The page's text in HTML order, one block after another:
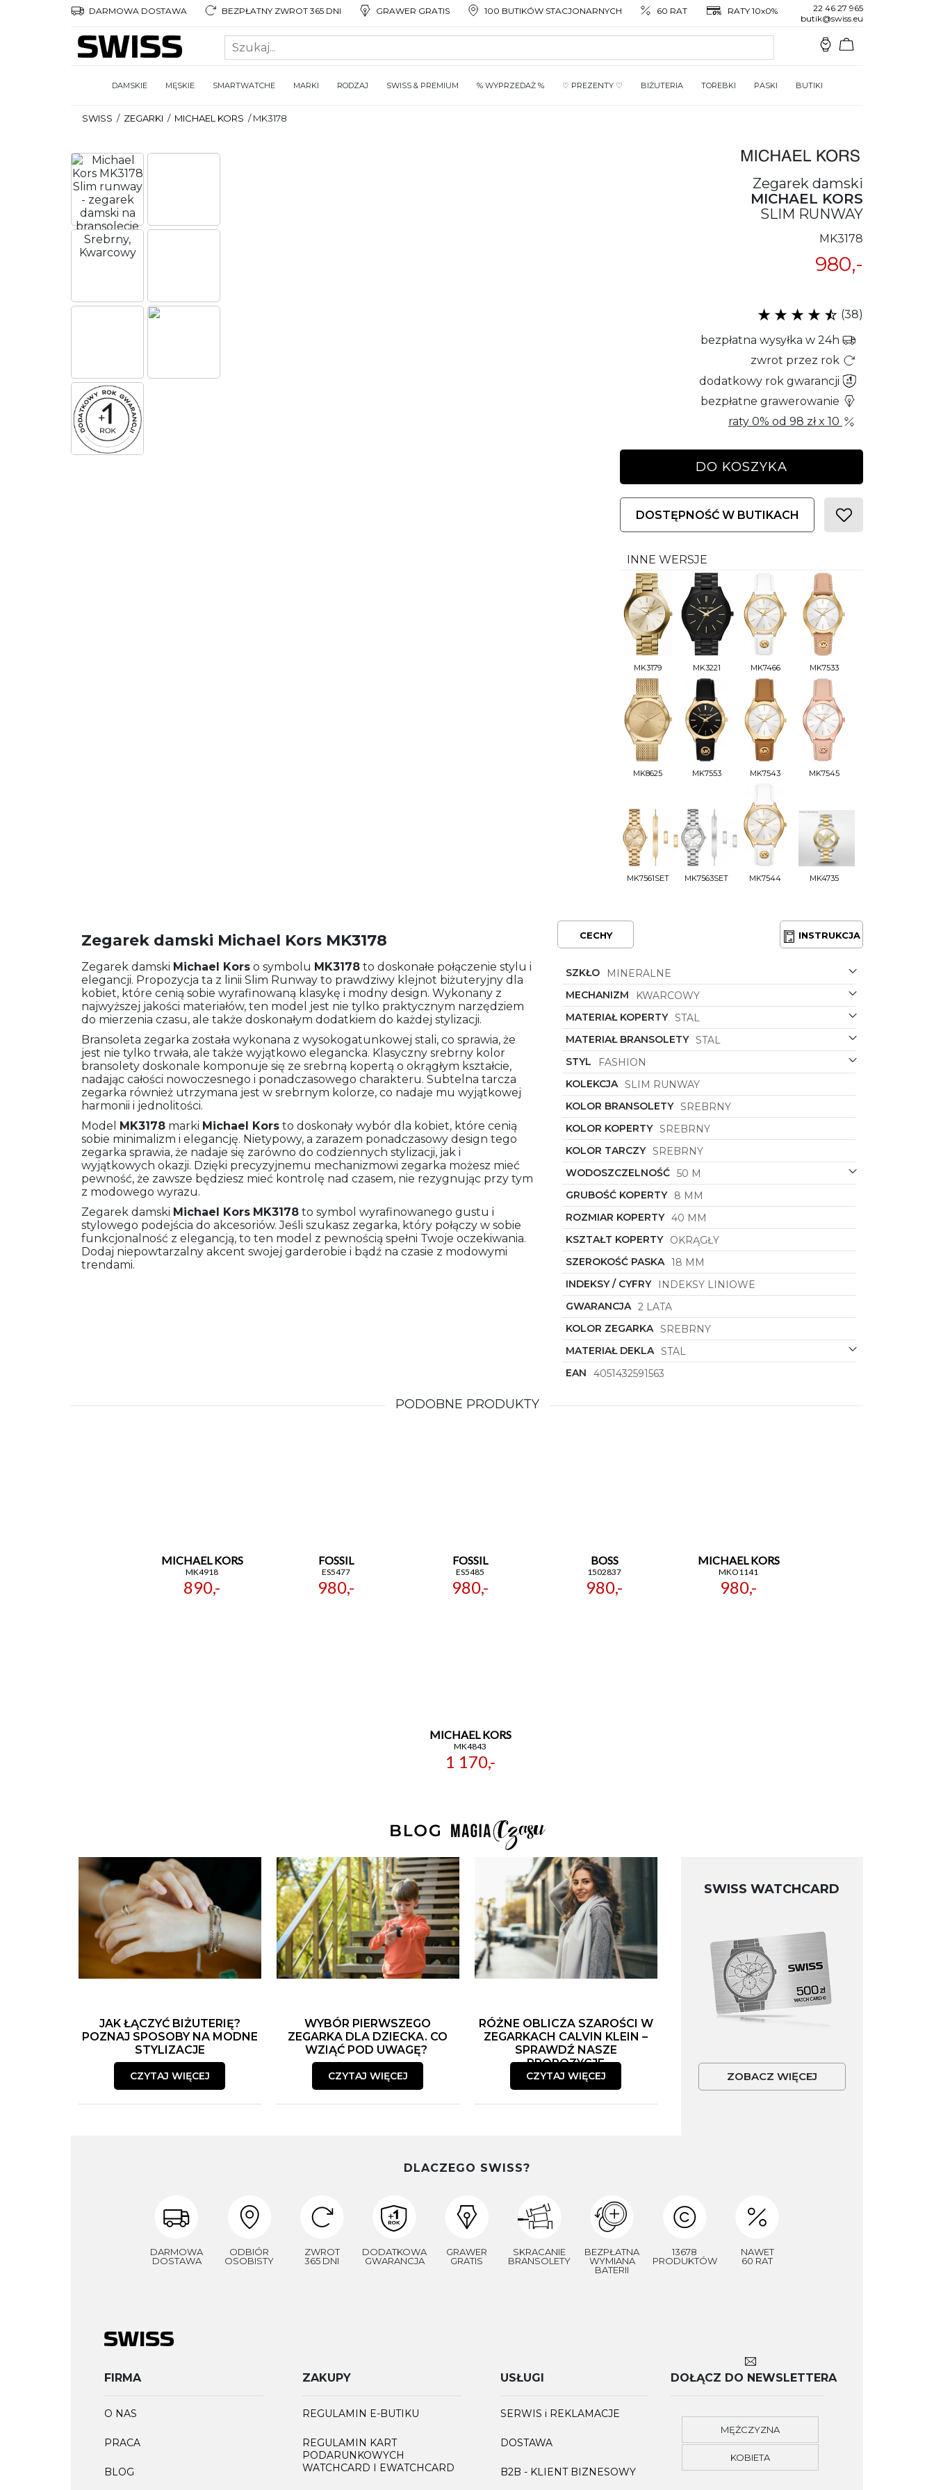
DARMOWA DOSTAWA BEZPŁATNY ZWROT 365 DNI GRAWER GRATIS 100 BUTIKÓW STACJONARNYCH 60 RAT RATY 10x0%
22 46 27 965
butik@swiss.eu
DAMSKIE MĘSKIE SMARTWATCHE MARKI RODZAJ SWISS & PREMIUM % WYPRZEDAŻ % ♡ PREZENTY ♡ BIŻUTERIA TOREBKI PASKI BUTIKI
SWISS / ZEGARKI / MICHAEL KORS /MK3178
Zegarek damski
MICHAEL KORS
SLIM RUNWAY
MK3178
980,-
(38)
bezpłatna wysyłka w 24h
zwrot przez rok
dodatkowy rok gwarancji
bezpłatne grawerowanie
raty 0% od 98 złx 10
DO KOSZYKA
DOSTĘPNOŚĆ W BUTIKACH
INNE WERSJE
MK3179 MK3221 MK7466 MK7533
MK8625 MK7553 MK7543 MK7545
MK7561SET MK7563SET MK7544 MK4735
Zegarek damski Michael Kors MK3178
Zegarek damski Michael Kors o symbolu MK3178 to doskonałe połączenie stylu i
elegancji. Propozycja ta z linii Slim Runway to prawdziwy klejnot biżuteryjny dla
kobiet, które cenią sobie wyrafinowaną klasykę i modny design. Wykonany z
najwyższej jakości materiałów, ten model jest nie tylko praktycznym narzędziem
do mierzenia czasu, ale także doskonałym dodatkiem do każdej stylizacji.
Bransoleta zegarka została wykonana z wysokogatunkowej stali, co sprawia, że
jest nie tylko trwała, ale także wyjątkowo elegancka. Klasyczny srebrny kolor
bransolety doskonale komponuje się ze srebrną kopertą o okrągłym kształcie,
nadając całości nowoczesnego i ponadczasowego charakteru. Subtelna tarcza
zegarka również utrzymana jest w srebrnym kolorze, co nadaje mu wyjątkowej
harmonii i jednolitości.
Model MK3178 marki Michael Kors to doskonały wybór dla kobiet, które cenią
sobie minimalizm i elegancję. Nietypowy, a zarazem ponadczasowy design tego
zegarka sprawia, że nadaje się zarówno do codziennych stylizacji, jak i
wyjątkowych okazji. Dzięki precyzyjnemu mechanizmowi zegarka możesz mieć
pewność, że zawsze będziesz mieć kontrolę nad czasem, nie rezygnując przy tym
z modowego wyrazu.
Zegarek damski Michael Kors MK3178 to symbol wyrafinowanego gustu i
stylowego podejścia do akcesoriów. Jeśli szukasz zegarka, który połączy w sobie
funkcjonalność z elegancją, to ten model z pewnością spełni Twoje oczekiwania.
Dodaj niepowtarzalny akcent swojej garderobie i bądź na czasie z modowymi
trendami.
CECHY INSTRUKCJA
SZKŁO
MINERALNE
MECHANIZM
KWARCOWY
MATERIAŁ KOPERTY STAL
MATERIAŁ BRANSOLETY STAL
STYL
FASHION
KOLEKCJA SLIM RUNWAY
KOLOR BRANSOLETY SREBRNY
KOLOR KOPERTY SREBRNY
KOLOR TARCZY SREBRNY
WODOSZCZELNOŚĆ 50 M
GRUBOŚĆ KOPERTY
8 MM
ROZMIAR KOPERTY 40 MM
KSZTAŁT KOPERTY
OKRĄGŁY
SZEROKOŚĆ PASKA 18 MM
INDEKSY / CYFRY
INDEKSY LINIOWE
GWARANCJA 2 LATA
KOLOR ZEGARKA SREBRNY
MATERIAŁ DEKLA STAL
EAN
4051432591563
PODOBNE PRODUKTY
MICHAEL KORS
MK4918
890,-
FOSSIL
ES5477
980,-
FOSSIL
ES5485
980,-
BOSS
1502837
980,-
MICHAEL KORS
MKO1141
980,-
MICHAEL KORS
MK4843
1 170,-
JAK ŁĄCZYĆ BIŻUTERIĘ?
POZNAJ SPOSOBY NA MODNE
STYLIZACJE
CZYTAJ WIĘCEJ
WYBÓR PIERWSZEGO
ZEGARKA DLA DZIECKA. CO
WZIĄĆ POD UWAGĘ?
CZYTAJ WIĘCEJ
RÓŻNE OBLICZA SZAROŚCI W
ZEGARKACH CALVIN KLEIN –
SPRAWDŹ NASZE
PROPOZYCJE
CZYTAJ WIĘCEJ
SWISS WATCHCARD
ZOBACZ WIĘCEJ
DLACZEGO SWISS?
DARMOWA
DOSTAWA
ODBIÓR
OSOBISTY
ZWROT
365 DNI
DODATKOWA
GWARANCJA
GRAWER
GRATIS
SKRACANIE
BRANSOLETY
BEZPŁATNA
WYMIANA
BATERII
13678
PRODUKTÓW
NAWET
60 RAT
FIRMA
O NAS
PRACA
BLOG
ZAKUPY
REGULAMIN E-BUTIKU
REGULAMIN KART
PODARUNKOWYCH
WATCHCARD I EWATCHCARD
USŁUGI
SERWIS i REKLAMACJE
DOSTAWA
B2B - KLIENT BIZNESOWY
DOŁĄCZ DO NEWSLETTERA
MĘŻCZYZNA
KOBIETA